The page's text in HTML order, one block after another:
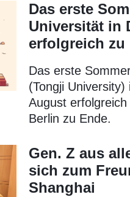
Das erste
Universität in
erfolgreich zu
Das erste
(Tongji
August
Berlin zu Ende.
Gen. Z aus
sich zum
Shanghai